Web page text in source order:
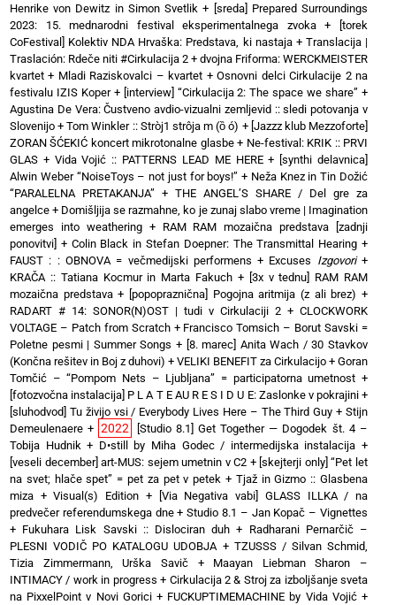
Henrike von Dewitz in Simon Svetlik + [sreda] Prepared Surroundings
2023: 15. mednarodni festival eksperimentalnega zvoka+
[torek
CoFestival] Kolektiv NDA Hrvaška: Predstava, ki nastaja+ Translacija |
Traslación: Rdeče niti #Cirkulacija 2 + dvojna Friforma: WERCKMEISTER
kvartet + Mladi Raziskovalci – kvartet +Osnovni delci Cirkulacije 2 na
festivalu IZIS Koper+ [interview] “Cirkulacija 2: The space we share” +
Agustina De Vera: Čustveno avdio-vizualni zemljevid :: sledi potovanja v
Slovenijo +Tom Winkler :: Stròj1 strôja m (ȍ ó) + [Jazzz klub Mezzoforte]
ZORAN ŠĆEKIĆ koncert mikrotonalne glasbe+ Ne-festival: KRIK :: PRVI
GLAS + Vida Vojić :: PATTERNS LEAD ME HERE+ [synthi delavnica]
Alwin Weber “NoiseToys – not just for boys!” + Neža Knez in Tin Dožić
“PARALELNA PRETAKANJA” + THE ANGEL’S SHARE / Del gre za
angelce + Domišljija se razmahne, ko je zunaj slabo vreme | Imagination
emerges into weathering+ RAM RAM mozaična predstava [zadnji
ponovitvi] + Colin Black in Stefan Doepner: The Transmittal Hearing +
FAUST : : OBNOVA = večmedijski performens + Excuses Izgovori+
KRAČA :: Tatiana Kocmur in Marta Fakuch + [3x v tednu] RAM RAM
mozaična predstava+ [popopraznična] Pogojna aritmija (z ali brez) +
RADART # 14: SONOR(N)OST | tudi v Cirkulaciji 2 + CLOCKWORK
VOLTAGE – Patch from Scratch+ Francisco Tomsich – Borut Savski =
Poletne pesmi | Summer Songs + [8. marec] Anita Wach / 30 Stavkov
(Končna rešitev in Boj z duhovi) + VELIKI BENEFIT za Cirkulacijo + Goran
Tomčić – “Pompom Nets – Ljubljana” = participatorna umetnost +
[fotozvočna instalacija] P L A T E AU R E S I D U E: Zaslonke v pokrajini+
[sluhodvod] Tu živijo vsi / Everybody Lives Here – The Third Guy + Stijn
Demeulenaere + 2022
[Studio 8.1] Get Together — Dogodek št. 4 –
Tobija Hudnik+ D•still by Miha Godec / intermedijska instalacija +
[veseli december] art-MUS: sejem umetnin v C2 + [skejterji only] “Pet let
na svet; hlače spet” = pet za pet v petek + Tjaž in Gizmo :: Glasbena
miza + Visual(s) Edition +
[Via Negativa vabi] GLASS ILLKA / na
predvečer referendumskega dne+Studio 8.1 – Jan Kopač – Vignettes
+ Fukuhara Lisk Savski :: Dislociran duh + Radharani Pernarčič –
PLESNI VODIČ PO KATALOGU UDOBJA+ TZUSSS / Silvan Schmid,
Tizia Zimmermann, Urška Savič+ Maayan Liebman Sharon –
INTIMACY / work in progress + Cirkulacija 2 & Stroj za izboljšanje sveta
na PixxelPoint v Novi Gorici+ FUCKUPTIMEMACHINE by Vida Vojić+